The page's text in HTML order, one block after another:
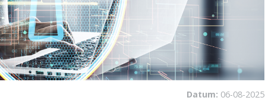
Datum: 06-08-2025